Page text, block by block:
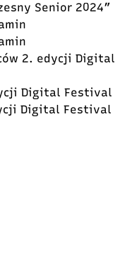
Senior 2024”
2. edycji Digital
Digital Festival
Digital Festival